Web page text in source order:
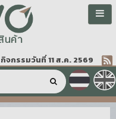
กิจกรรมวันที่ 11 ส.ค. 2569